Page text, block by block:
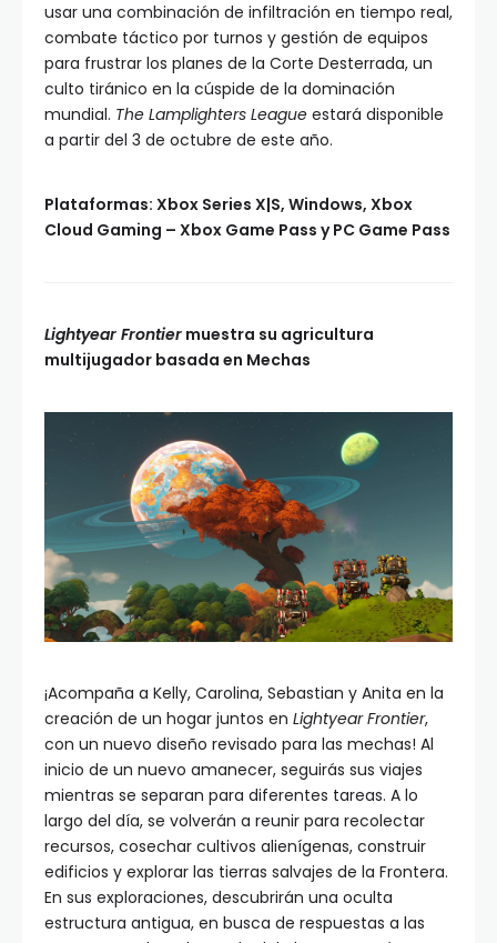
usar una combinación de infiltración en tiempo real,
combate táctico por turnos y gestión de equipos
para frustrar los planes de la Corte Desterrada, un
culto tiránico en la cúspide de la dominación
mundial. The Lamplighters League estará disponible
a partir del 3 de octubre de este año.
Plataformas: Xbox Series X|S, Windows, Xbox
Cloud Gaming – Xbox Game Pass y PC Game Pass
Lightyear Frontier muestra su agricultura
multijugador basada en Mechas
¡Acompaña a Kelly, Carolina, Sebastian y Anita en la
creación de un hogar juntos en Lightyear Frontier,
con un nuevo diseño revisado para las mechas! Al
inicio de un nuevo amanecer, seguirás sus viajes
mientras se separan para diferentes tareas. A lo
largo del día, se volverán a reunir para recolectar
recursos, cosechar cultivos alienígenas, construir
edificios y explorar las tierras salvajes de la Frontera.
En sus exploraciones, descubrirán una oculta
estructura antigua, en busca de respuestas a las